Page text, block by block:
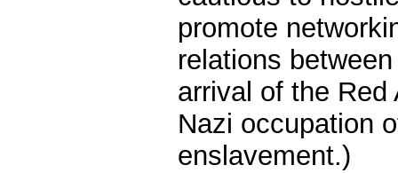
promote
relations
arrival of the
Nazi occupation
enslavement.)